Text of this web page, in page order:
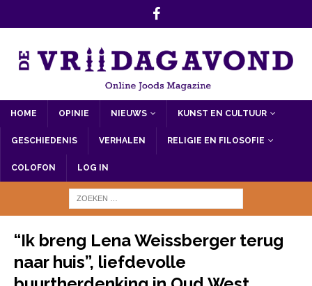
HOME OPINIE NIEUWS KUNST EN CULTUUR
GESCHIEDENIS VERHALEN RELIGIE EN FILOSOFIE
COLOFON LOG IN
“Ik breng Lena Weissberger terug
naar huis”, liefdevolle